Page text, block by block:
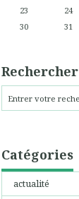
23
24
30
31
Rechercher
Catégories
actualité